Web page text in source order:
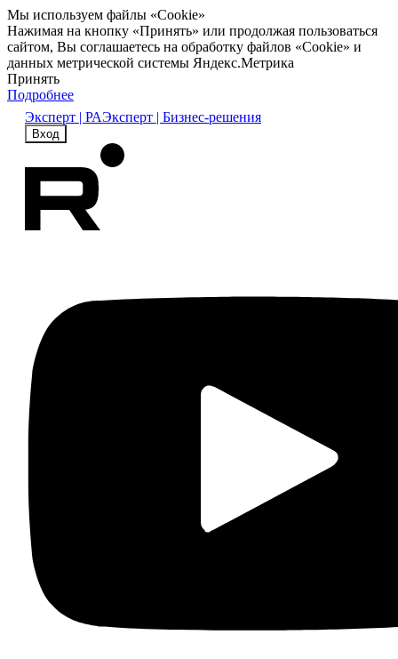
Мы используем файлы «Cookie»
Нажимая на кнопку «Принять» или продолжая пользоваться
сайтом, Вы соглашаетесь на обработку файлов «Cookie» и
данных метрической системы Яндекс.Метрика
Принять
Подробнее
Эксперт | РАЭксперт | Бизнес-решения
Вход